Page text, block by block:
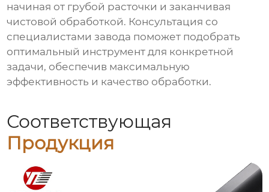
начиная от грубой расточки и заканчивая
чистовой обработкой. Консультация со
специалистами завода поможет подобрать
оптимальный инструмент для конкретной
задачи, обеспечив максимальную
эффективность и качество обработки.
Соответствующая
Продукция